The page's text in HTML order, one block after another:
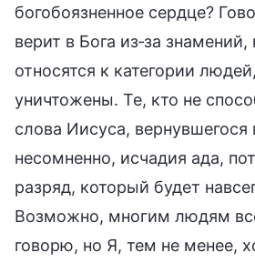
богобоязненное сердце?
верит в Бога из‑за
относятся к категории
уничтожены. Те, кто не
слова Иисуса, вернувшегося
несомненно, исчадия ада,
разряд, который будет
Возможно, многим людям
говорю, но Я, тем не менее,